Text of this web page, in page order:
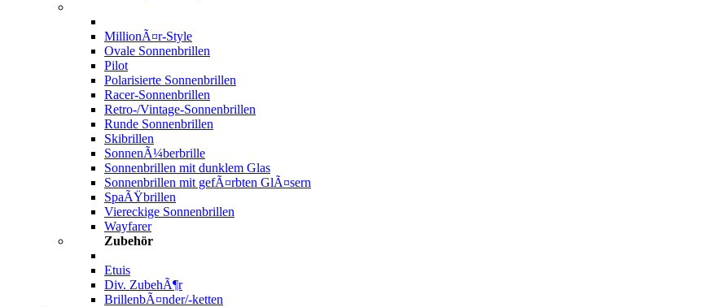
MillionÃ¤r-Style
Ovale Sonnenbrillen
Pilot
Polarisierte Sonnenbrillen
Racer-Sonnenbrillen
Retro-/Vintage-Sonnenbrillen
Runde Sonnenbrillen
Skibrillen
SonnenÃ¼berbrille
Sonnenbrillen mit dunklem Glas
Sonnenbrillen mit gefÃ¤rbten GlÃ¤sern
SpaÃŸbrillen
Viereckige Sonnenbrillen
Wayfarer
Zubehör
Etuis
Div. ZubehÃ¶r
BrillenbÃ¤nder/-ketten